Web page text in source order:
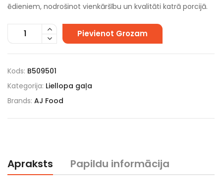
ēdieniem, nodrošinot vienkāršību un kvalitāti katrā porcijā.
Pievienot Grozam
Kods: B509501
Kategorija: Liellopa gaļa
Brands: AJ Food
Apraksts Papildu informācija